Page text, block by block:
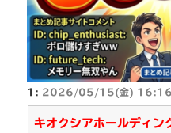
1: 2026/05/15(金)
キオクシアホールディ